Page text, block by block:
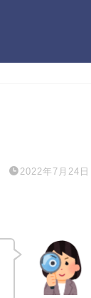
2022年7月24日